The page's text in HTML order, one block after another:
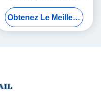
l'ODM de certificat d'OIN de
chemin de fer
Obtenez Le Meilleur Prix